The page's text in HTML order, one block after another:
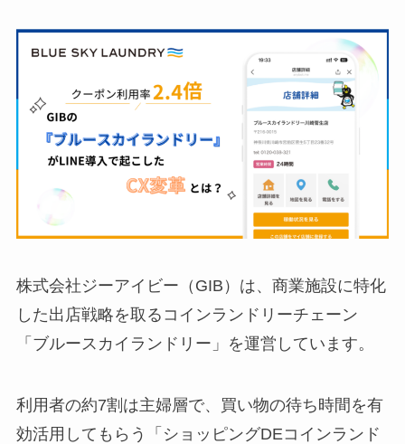
株式会社ジーアイビー（GIB）は、商業施設に特化
した出店戦略を取るコインランドリーチェーン
「ブルースカイランドリー」を運営しています。
利用者の約7割は主婦層で、買い物の待ち時間を有
効活用してもらう「ショッピングDEコインランド